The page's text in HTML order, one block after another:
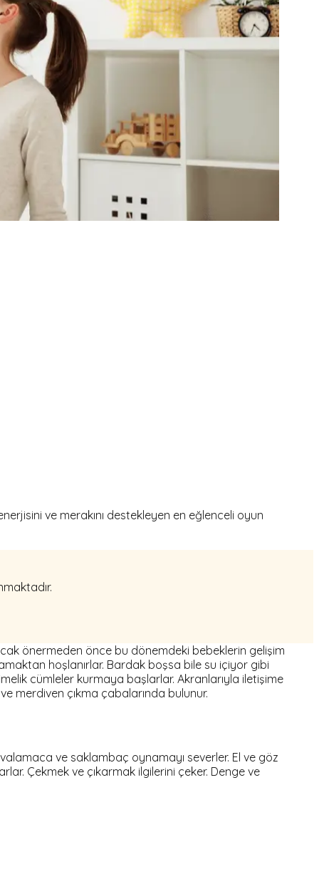
ve merakını destekleyen en eğlenceli oyun
önermeden önce bu dönemdeki bebeklerin gelişim
hoşlanırlar. Bardak boşsa bile su içiyor gibi
cümleler kurmaya başlarlar. Akranlarıyla iletişime
merdiven çıkma çabalarında bulunur.
ve saklambaç oynamayı severler. El ve göz
Çekmek ve çıkarmak ilgilerini çeker. Denge ve